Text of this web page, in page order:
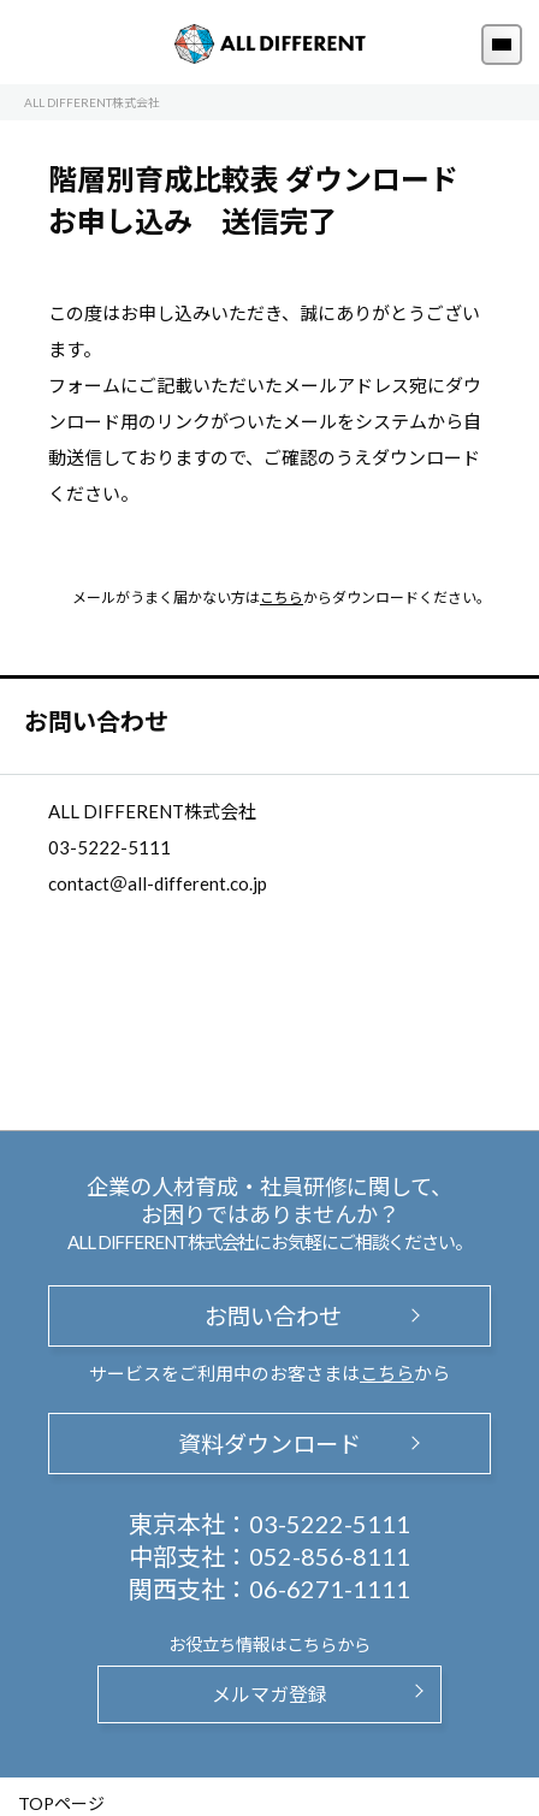
ALL DIFFERENT株式会社
階層別育成比較表 ダウンロード
お申し込み 送信完了
この度はお申し込みいただき、誠にありがとうござい
ます。
フォームにご記載いただいたメールアドレス宛にダウ
ンロード用のリンクがついたメールをシステムから自
動送信しておりますので、ご確認のうえダウンロード
ください。
メールがうまく届かない方はこちら からダウンロードください。
お問い合わせ
ALL DIFFERENT株式会社
03-5222-5111
contact＠all-different.co.jp
企業の人材育成・社員研修に関して、
お困りではありませんか？
ALL DIFFERENT株式会社にお気軽にご相談ください。
お問い合わせ
サービスをご利用中のお客さまは こちらから
資料ダウンロード
東京本社： 03-5222-5111
中部支社： 052-856-8111
関西支社： 06-6271-1111
お役立ち情報はこちらから
メルマガ登録
TOPページ